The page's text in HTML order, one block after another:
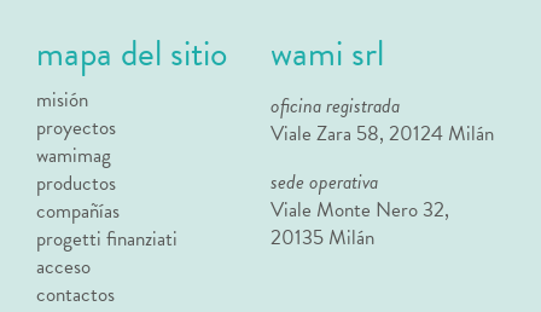
mapa del sitio
misión
proyectos
wamimag
productos
compañías
progetti finanziati
acceso
contactos
wami srl
oficina registrada
Viale Zara 58, 20124 Milán
sede operativa
Viale Monte Nero 32,
20135 Milán